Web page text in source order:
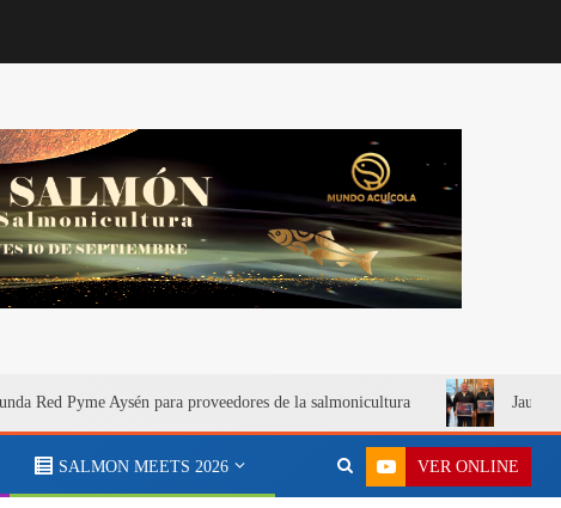
Red Pyme Aysén para proveedores de la salmonicultura Jaula
SALMON MEETS 2026 VER ONLINE